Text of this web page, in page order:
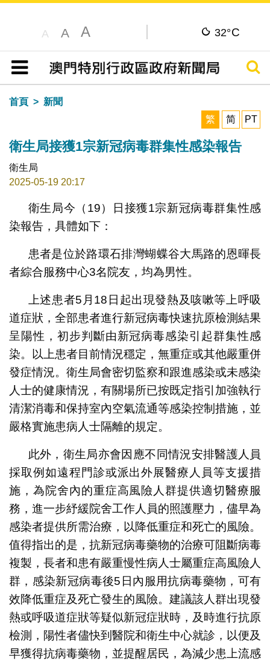
A A A 32°C
目錄
搜尋
首頁
新聞
繁
简 PT
衛生局接獲1宗新冠病毒群集性感染報告
衛生局
2025-05-19 20:17
衛生局今（19）日接獲1宗新冠病毒群集性感
染報告，具體如下：
患者是位於路環石排灣蝴蝶谷大馬路的恩暉長
者綜合服務中心3名院友，均為男性。
上述患者5月18日起出現發熱及咳嗽等上呼吸
道症狀，全部患者進行新冠病毒快速抗原檢測結果
呈陽性，初步判斷由新冠病毒感染引起群集性感
染。以上患者目前情況穩定，無重症或其他嚴重併
發症情況。衛生局會密切監察和跟進感染或未感染
人士的健康情況，有關場所已按既定指引加強執行
清潔消毒和保持室內空氣流通等感染控制措施，並
嚴格實施患病人士隔離的規定。
此外，衛生局亦會因應不同情況安排醫護人員
採取例如遠程門診或派出外展醫療人員等支援措
施，為院舍內的重症高風險人群提供適切醫療服
務，進一步紓緩院舍工作人員的照護壓力，儘早為
感染者提供所需治療，以降低重症和死亡的風險。
值得指出的是，抗新冠病毒藥物的治療可阻斷病毒
複製，長者和患有嚴重慢性病人士屬重症高風險人
群，感染新冠病毒後5日內服用抗病毒藥物，可有
效降低重症及死亡發生的風險。建議該人群出現發
熱或呼吸道症狀等疑似新冠症狀時，及時進行抗原
檢測，陽性者儘快到醫院和衛生中心就診，以便及
早獲得抗病毒藥物，並提醒居民，為減少患上流感